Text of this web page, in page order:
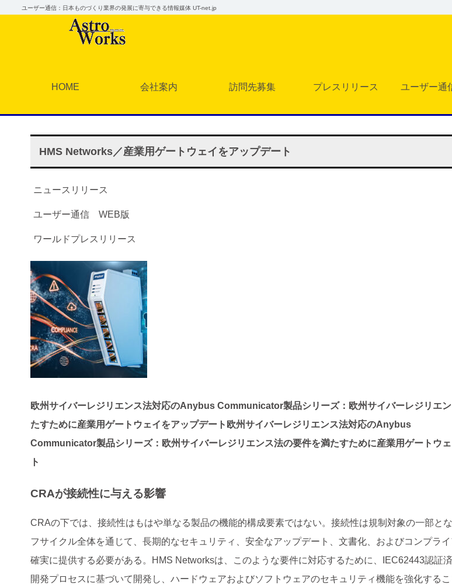
ユーザー通信：日本ものづくり業界の発展に寄与できる情報媒体 UT-net.jp
HOME 会社案内 訪問先募集 プレスリリース ユーザー通
HMS Networks／産業用ゲートウェイをアップデート
ニュースリリース
ユーザー通信 WEB版
ワールドプレスリリース
欧州サイバーレジリエンス法対応のAnybus Communicator製品シリーズ：欧州サイバーレジリエ
たすために産業用ゲートウェイをアップデート欧州サイバーレジリエンス法対応のAnybus
Communicator製品シリーズ：欧州サイバーレジリエンス法の要件を満たすために産業用ゲートウ
ト
CRAが接続性に与える影響
CRAの下では、接続性はもはや単なる製品の機能的構成要素ではない。接続性は規制対象の一部と
フサイクル全体を通じて、長期的なセキュリティ、安全なアップデート、文書化、およびコンプラ
確実に提供する必要がある。HMS Networksは、このような要件に対応するために、IEC62443認証
開発プロセスに基づいて開発し、ハードウェアおよびソフトウェアのセキュリティ機能を強化するこ